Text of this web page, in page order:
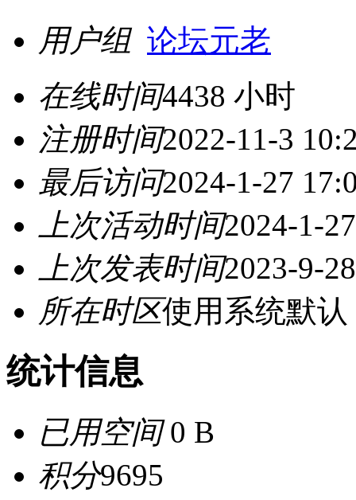
用户组 论坛元老
在线时间4438 小时
注册时间2022-11-3
最后访问2024-1-27
上次活动时间2024-1-
上次发表时间2023-9-
所在时区使用系统默认
统计信息
已用空间0 B
积分9695